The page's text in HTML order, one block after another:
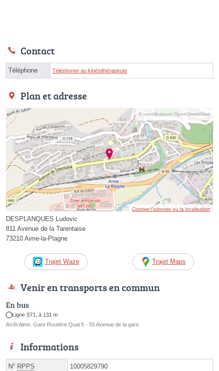
Contact
Téléphone Téléphoner au kinésithérapeute
Plan et adresse
© contributeurs OpenStreetMap
Corriger l’adresse ou la localisation
DESPLANQUES Ludovic
811 Avenue de la Tarentaise
73210 Aime-la-Plagne
Trajet Waze Trajet Maps
Venir en transports en commun
En bus
Ligne S71, à 131 m
Arrêt Aime. Gare Routière Quai 5 - 55 Avenue de la gare
Informations
N° RPPS 10005829790